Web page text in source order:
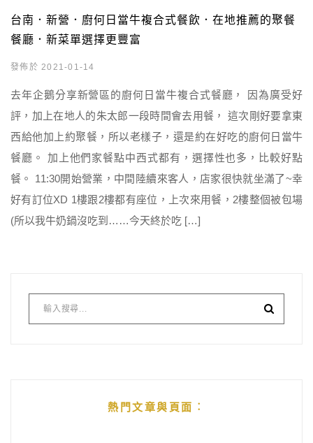
台南．新營．廚何日當牛複合式餐飲．在地推薦的聚餐
餐廳．新菜單選擇更豐富
發佈於 2021-01-14
去年企鵝分享新營區的廚何日當牛複合式餐廳， 因為廣受好
評，加上在地人的朱太郎一段時間會去用餐， 這次剛好要拿東
西給他加上約聚餐，所以老樣子，還是約在好吃的廚何日當牛
餐廳。 加上他們家餐點中西式都有，選擇性也多，比較好點
餐。 11:30開始營業，中間陸續來客人，店家很快就坐滿了~幸
好有訂位XD 1樓跟2樓都有座位，上次來用餐，2樓整個被包場
(所以我牛奶鍋沒吃到……今天終於吃 […]
熱門文章與頁面︰